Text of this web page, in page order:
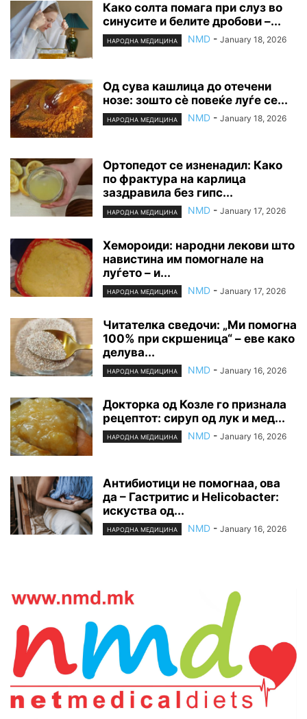
Како солта помага при слуз во
синусите и белите дробови –...
НАРОДНА МЕДИЦИНА NMD - January 18, 2026
Од сува кашлица до отечени
нозе: зошто сè повеќе луѓе се...
НАРОДНА МЕДИЦИНА NMD - January 18, 2026
Ортопедот се изненадил: Како
по фрактура на карлица
заздравила без гипс...
НАРОДНА МЕДИЦИНА NMD - January 17, 2026
Хемороиди: народни лекови што
навистина им помогнале на
луѓето – и...
НАРОДНА МЕДИЦИНА NMD - January 17, 2026
Читателка сведочи: „Ми помогна
100% при скршеница“ – еве како
делува...
НАРОДНА МЕДИЦИНА NMD - January 16, 2026
Докторка од Козле го признала
рецептот: сируп од лук и мед...
НАРОДНА МЕДИЦИНА NMD - January 16, 2026
Антибиотици не помогнаа, ова
да – Гастритис и Helicobacter:
искуства од...
НАРОДНА МЕДИЦИНА NMD - January 16, 2026